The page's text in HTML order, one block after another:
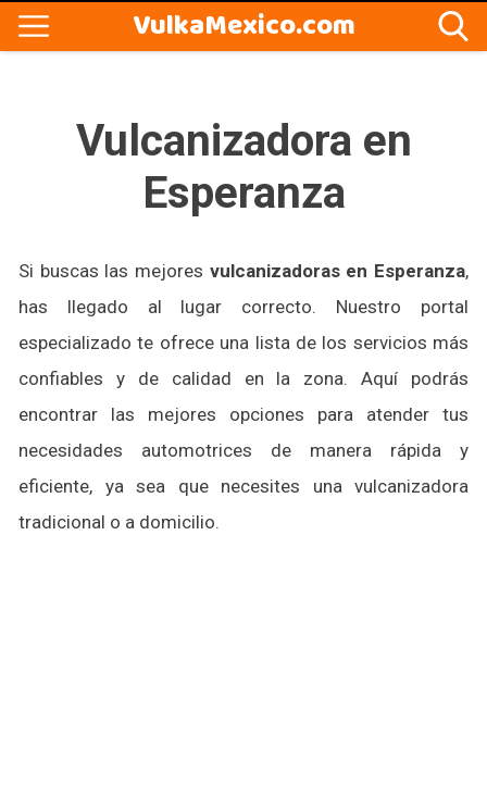
VulkaMexico.com
Vulcanizadora en
Esperanza
Si buscas las mejores vulcanizadoras en Esperanza,
has llegado al lugar correcto. Nuestro portal
especializado te ofrece una lista de los servicios más
confiables y de calidad en la zona. Aquí podrás
encontrar las mejores opciones para atender tus
necesidades automotrices de manera rápida y
eficiente, ya sea que necesites una vulcanizadora
tradicional o a domicilio.